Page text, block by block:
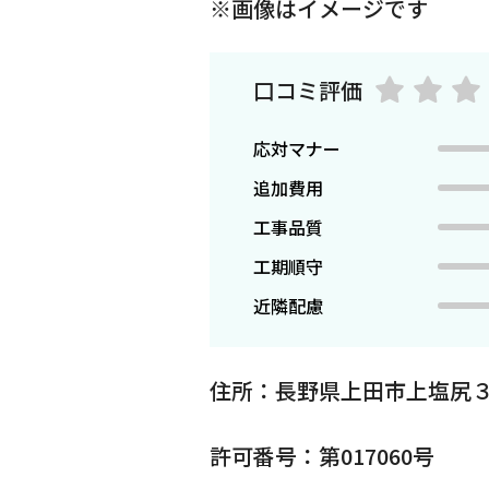
※画像はイメージです
口コミ評価
応対マナー
追加費用
工事品質
工期順守
近隣配慮
住所：長野県上田市上塩尻
許可番号：第017060号